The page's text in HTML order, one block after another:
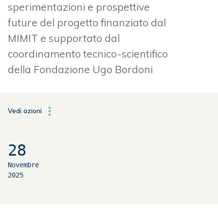
sperimentazioni e prospettive
future del progetto finanziato dal
MIMIT e supportato dal
coordinamento tecnico-scientifico
della Fondazione Ugo Bordoni
Vedi azioni
28
Novembre
2025